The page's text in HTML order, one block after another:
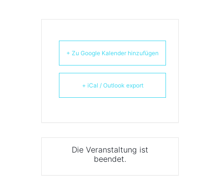
+ Zu Google Kalender hinzufügen
+ iCal / Outlook export
Die Veranstaltung ist
beendet.